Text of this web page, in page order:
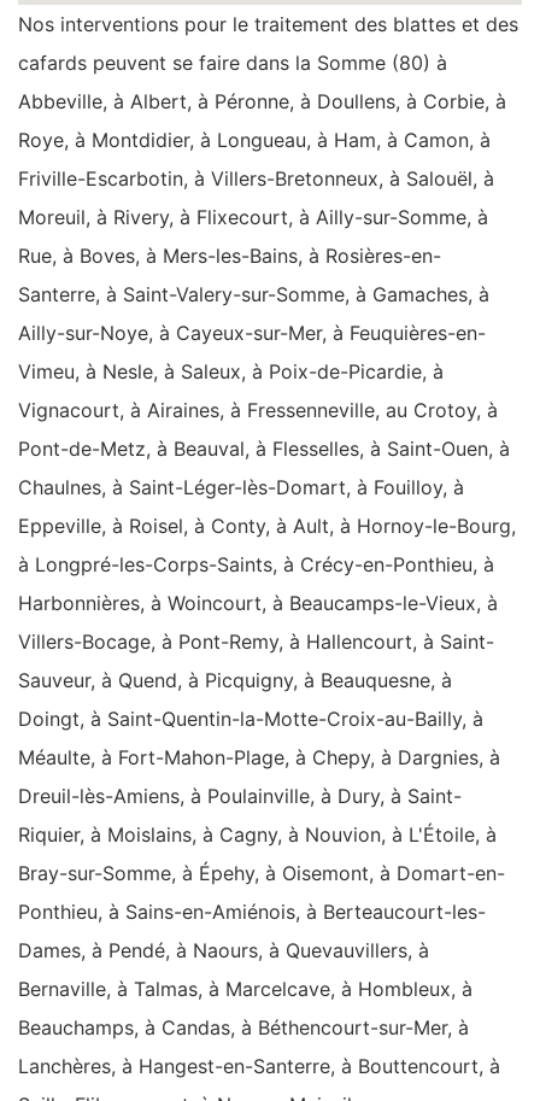
Nos interventions pour le traitement des blattes et des
cafards peuvent se faire dans la Somme (80) à
Abbeville, à Albert, à Péronne, à Doullens, à Corbie, à
Roye, à Montdidier, à Longueau, à Ham, à Camon, à
Friville-Escarbotin, à Villers-Bretonneux, à Salouël, à
Moreuil, à Rivery, à Flixecourt, à Ailly-sur-Somme, à
Rue, à Boves, à Mers-les-Bains, à Rosières-en-
Santerre, à Saint-Valery-sur-Somme, à Gamaches, à
Ailly-sur-Noye, à Cayeux-sur-Mer, à Feuquières-en-
Vimeu, à Nesle, à Saleux, à Poix-de-Picardie, à
Vignacourt, à Airaines, à Fressenneville, au Crotoy, à
Pont-de-Metz, à Beauval, à Flesselles, à Saint-Ouen, à
Chaulnes, à Saint-Léger-lès-Domart, à Fouilloy, à
Eppeville, à Roisel, à Conty, à Ault, à Hornoy-le-Bourg,
à Longpré-les-Corps-Saints, à Crécy-en-Ponthieu, à
Harbonnières, à Woincourt, à Beaucamps-le-Vieux, à
Villers-Bocage, à Pont-Remy, à Hallencourt, à Saint-
Sauveur, à Quend, à Picquigny, à Beauquesne, à
Doingt, à Saint-Quentin-la-Motte-Croix-au-Bailly, à
Méaulte, à Fort-Mahon-Plage, à Chepy, à Dargnies, à
Dreuil-lès-Amiens, à Poulainville, à Dury, à Saint-
Riquier, à Moislains, à Cagny, à Nouvion, à L'Étoile, à
Bray-sur-Somme, à Épehy, à Oisemont, à Domart-en-
Ponthieu, à Sains-en-Amiénois, à Berteaucourt-les-
Dames, à Pendé, à Naours, à Quevauvillers, à
Bernaville, à Talmas, à Marcelcave, à Hombleux, à
Beauchamps, à Candas, à Béthencourt-sur-Mer, à
Lanchères, à Hangest-en-Santerre, à Bouttencourt, à